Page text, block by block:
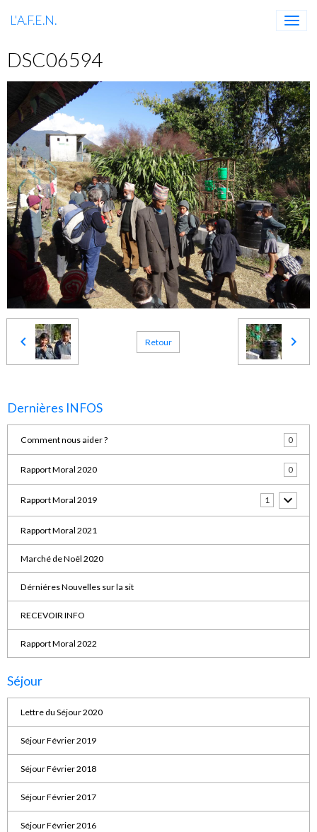
L'A.F.E.N.
DSC06594
Retour
Dernières INFOS
Comment nous aider ? 0
Rapport Moral 2020 0
Rapport Moral 2019 1
Rapport Moral 2021
Marché de Noël 2020
Dérniéres Nouvelles sur la sit
RECEVOIR INFO
Rapport Moral 2022
Séjour
Lettre du Séjour 2020
Séjour Février 2019
Séjour Février 2018
Séjour Février 2017
Séjour Février 2016